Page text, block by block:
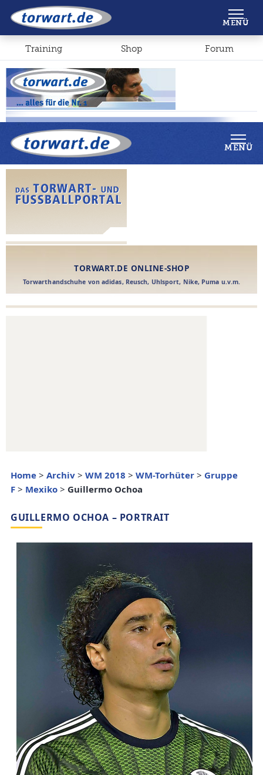
Shop Forum
MENÜ
Home > Archiv > WM 2018 > WM-Torhüter > Gruppe
F > Mexiko > Guillermo Ochoa
GUILLERMO OCHOA – PORTRAIT